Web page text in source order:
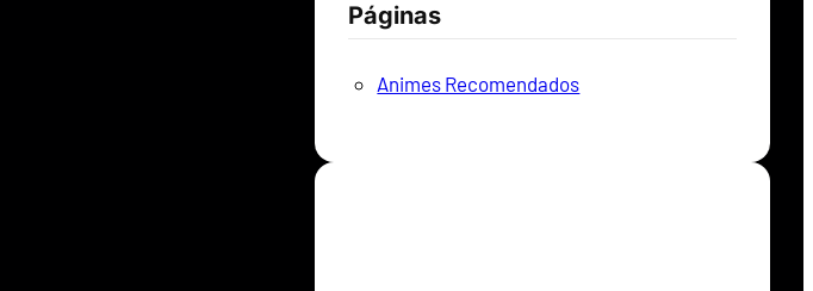
Páginas
Animes Recomendados